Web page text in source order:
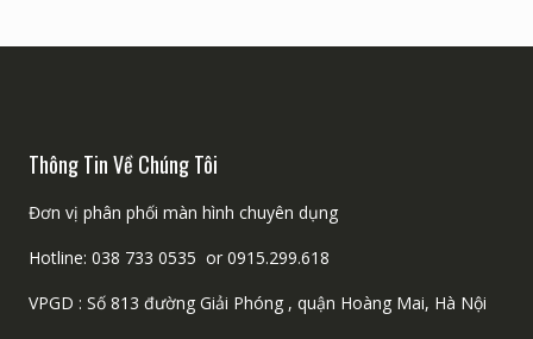
Thông Tin Về Chúng Tôi
Đơn vị phân phối màn hình chuyên dụng
Hotline: 038 733 0535 or 0915.299.618
VPGD : Số 813 đường Giải Phóng , quận Hoàng Mai, Hà Nội